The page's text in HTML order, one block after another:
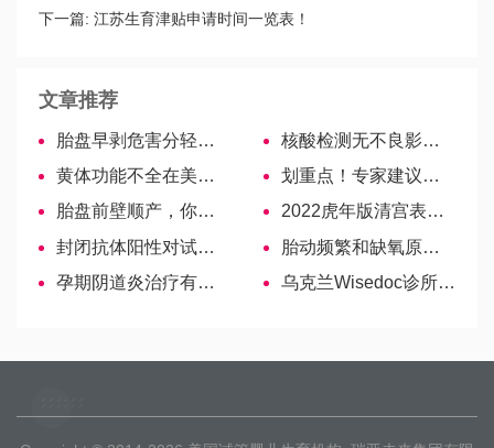
下一篇: 江苏生育津贴申请时间一览表！
文章推荐
胎盘早剥危害分轻重！脑梗、脑瘫都是对胎儿的影响
核酸检测无不良影响，孕妇也应积极配合排查！
黄体功能不全在美国试管循环中的作用是什么？
划重点！专家建议女性要每年做一次妇科检查
胎盘前壁顺产，你所不知道的那些事
2022虎年版清宫表图文揭秘，各月份生男生女最新预测
封闭抗体阳性对试管婴儿有什么影响?
胎动频繁和缺氧原因不同，区别一目了然！
孕期阴道炎治疗有诀窍，10招护理技巧安全不伤胎
乌克兰Wisedoc诊所—30年经验的金牌试管医院